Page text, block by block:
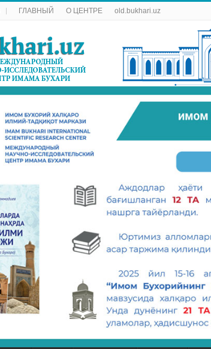
ГЛАВНЫЙ О ЦЕНТРЕ old.bukhari.uz